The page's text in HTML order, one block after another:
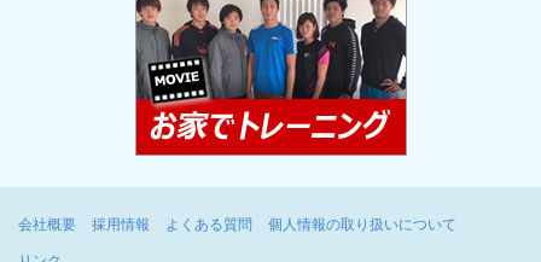
会社概要 採用情報 よくある質問 個人情報の取り扱いについて